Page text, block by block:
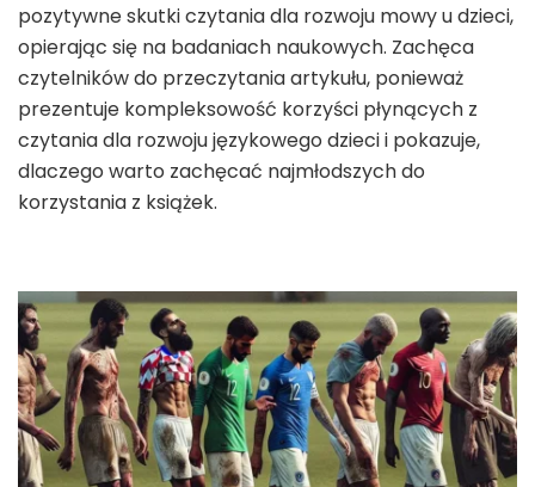
pozytywne skutki czytania dla rozwoju mowy u dzieci,
opierając się na badaniach naukowych. Zachęca
czytelników do przeczytania artykułu, ponieważ
prezentuje kompleksowość korzyści płynących z
czytania dla rozwoju językowego dzieci i pokazuje,
dlaczego warto zachęcać najmłodszych do
korzystania z książek.